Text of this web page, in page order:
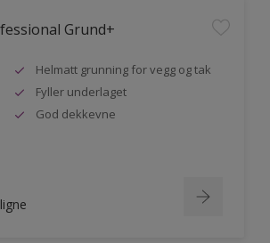
Grund+
Helmatt grunning for vegg og tak
Fyller underlaget
God dekkevne